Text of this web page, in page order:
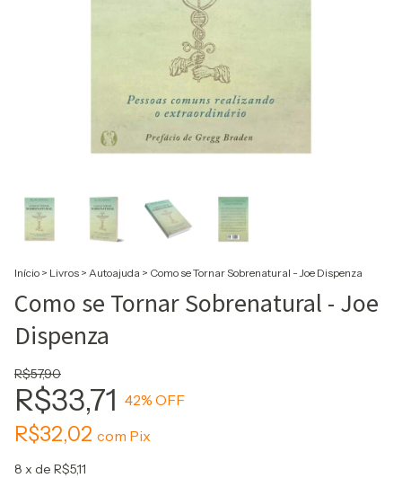
Início > Livros > Autoajuda > Como se Tornar Sobrenatural - Joe Dispenza
Como se Tornar Sobrenatural - Joe
Dispenza
R$57,90
R$33,71 42% OFF
R$32,02 com Pix
8 x de R$5,11